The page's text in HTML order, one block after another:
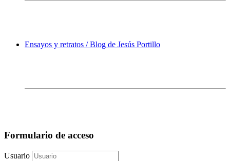
Ensayos y retratos / Blog de Jesús Portillo
Formulario de acceso
Usuario